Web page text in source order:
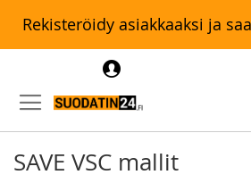
Rekisteröidy asiakkaaksi ja
SAVE VSC mallit